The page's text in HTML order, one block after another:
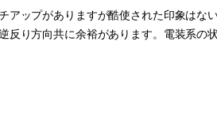
ップがありますが酷使された印象はない
反り方向共に余裕があります。電装系の